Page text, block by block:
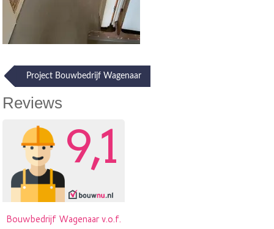
Post
navigation
Project Bouwbedrijf Wagenaar
Reviews